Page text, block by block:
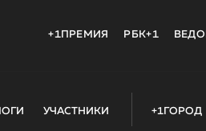
+1ПРЕМИЯ РБК+1
УЧАСТНИКИ +1ГОРОД